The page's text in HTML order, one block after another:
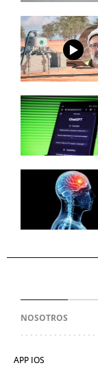
NOSOTROS
APP IOS